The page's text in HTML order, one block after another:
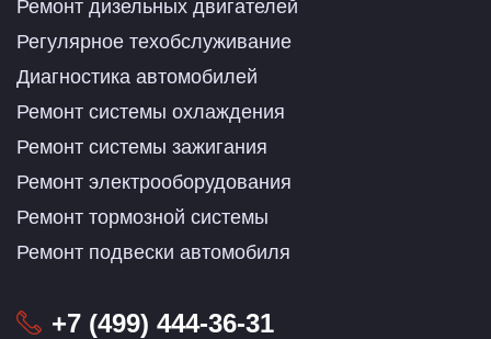
Ремонт дизельных двигателей
Регулярное техобслуживание
Диагностика автомобилей
Ремонт системы охлаждения
Ремонт системы зажигания
Ремонт электрооборудования
Ремонт тормозной системы
Ремонт подвески автомобиля
+7 (499) 444-36-31